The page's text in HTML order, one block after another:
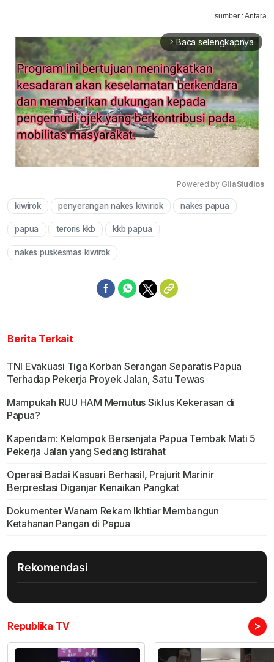
sumber : Antara
arrow_forward_ios Baca selengkapnya
Mute
Powered by GliaStudios
kiwirok penyerangan nakes kiwiriok nakes papua
papua teroris kkb kkb papua
nakes puskesmas kiwirok
Berita Terkait
TNI Evakuasi Tiga Korban Serangan Separatis Papua
Terhadap Pekerja Proyek Jalan, Satu Tewas
Mampukah RUU HAM Memutus Siklus Kekerasan di
Papua?
Kapendam: Kelompok Bersenjata Papua Tembak Mati 5
Pekerja Jalan yang Sedang Istirahat
Operasi Badai Kasuari Berhasil, Prajurit Marinir
Berprestasi Diganjar Kenaikan Pangkat
Dokumenter Wanam Rekam Ikhtiar Membangun
Ketahanan Pangan di Papua
Rekomendasi
Republika TV >